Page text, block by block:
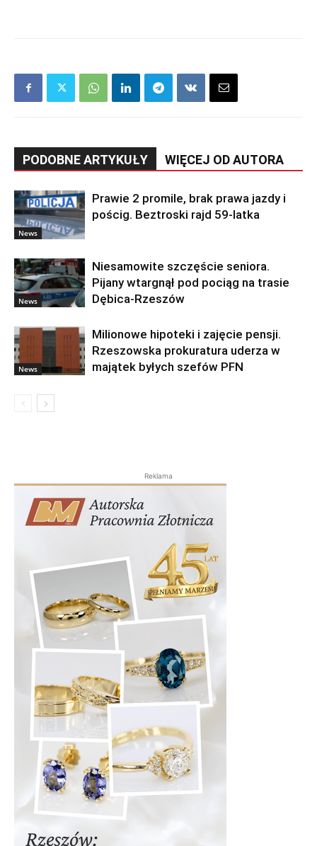
PODOBNE ARTYKUŁY WIĘCEJ OD AUTORA
News
Prawie 2 promile, brak prawa jazdy i
pościg. Beztroski rajd 59-latka
News
Niesamowite szczęście seniora.
Pijany wtargnął pod pociąg na trasie
Dębica-Rzeszów
News
Milionowe hipoteki i zajęcie pensji.
Rzeszowska prokuratura uderza w
majątek byłych szefów PFN
Reklama